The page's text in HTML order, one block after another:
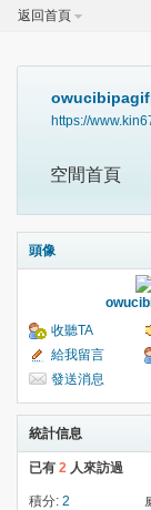
返回首頁
owucibipagif
https://
空間首頁
頭像
收聽TA
給我留言
發送消息
統計信息
已有 2 人來訪過
積分: 2